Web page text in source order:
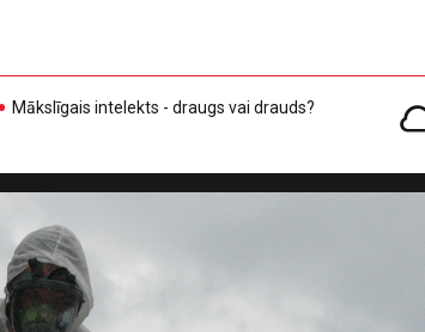
Mākslīgais intelekts - draugs vai drauds?